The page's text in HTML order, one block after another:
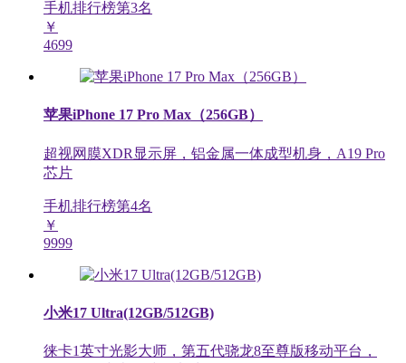
手机排行榜第3名
￥
4699
苹果iPhone 17 Pro Max（256GB）
超视网膜XDR显示屏，铝金属一体成型机身，A19 Pro
芯片
手机排行榜第4名
￥
9999
小米17 Ultra(12GB/512GB)
徕卡1英寸光影大师，第五代骁龙8至尊版移动平台，